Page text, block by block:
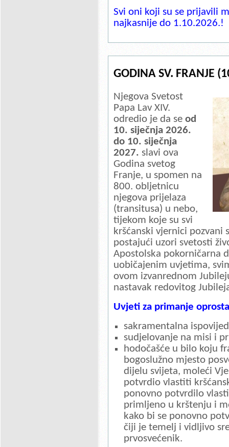
Svi oni koji su se prijavili
najkasnije do 1.10.2026.!
GODINA SV. FRANJE
Njegova Svetost
Papa Lav XIV.
odredio je da seod
10. siječnja 2026.
do 10. siječnja
2027. slavi ova
Godina svetog
Franje, u spomen na
800. obljetnicu
njegova prijelaza
(transitusa) u nebo,
tijekom koje su svi
kršćanski vjernici pozvani
postajući uzori svetosti
Apostolska pokorničarna
uobičajenim uvjetima,
ovom izvanrednom
nastavak redovitog
Uvjeti za primanje
sakramentalna
sudjelovanje na misi i
hodočašće u bilo koju
bogoslužno mjesto
dijelu svijeta, moleći
potvrdio vlastiti
ponovno potvrdilo
primljeno u krštenju i
kako bi se ponovno
čiji je temelj i vidljivo
prvosvećenik.